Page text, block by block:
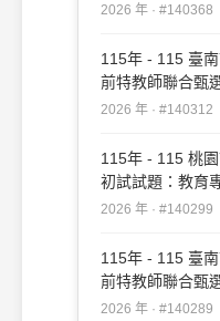
2026 年 · #140368
115年 - 115 臺
前特教師聯合甄
#140312
2026 年 · #140312
115年 - 115 桃
初試試題：教育
2026 年 · #140299
115年 - 115 臺
前特教師聯合甄
#140289
2026 年 · #140289